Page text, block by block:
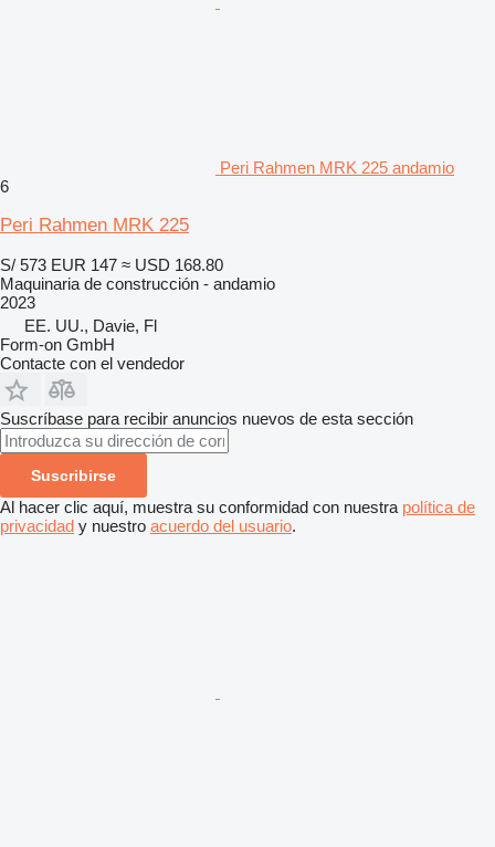
Peri Rahmen MRK 225 andamio
6
Peri Rahmen MRK 225
S/ 573 EUR 147 ≈ USD 168.80
Maquinaria de construcción - andamio
2023
EE. UU., Davie, Fl
Form-on GmbH
Contacte con el vendedor
Suscríbase para recibir anuncios nuevos de esta sección
Suscribirse
Al hacer clic aquí, muestra su conformidad con nuestra política de
privacidad y nuestro acuerdo del usuario.